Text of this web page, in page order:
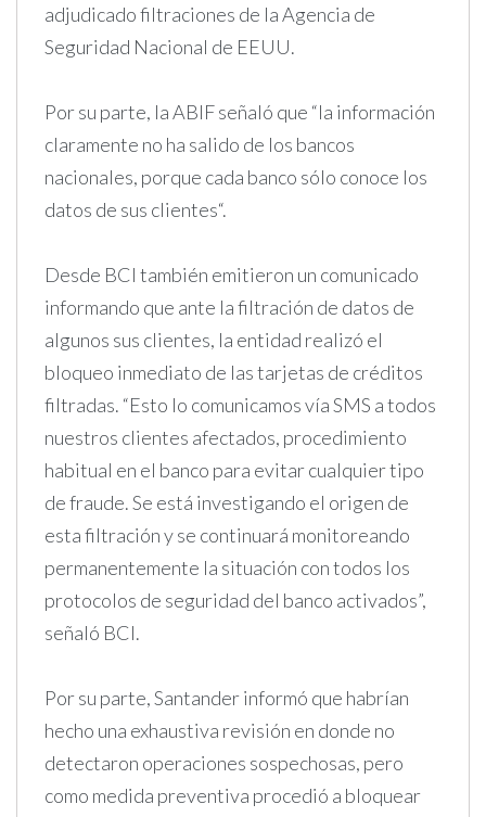
adjudicado filtraciones de la Agencia de
Seguridad Nacional de EEUU.
Por su parte, la ABIF señaló que “la información
claramente no ha salido de los bancos
nacionales, porque cada banco sólo conoce los
datos de sus clientes“.
Desde BCI también emitieron un comunicado
informando que ante la filtración de datos de
algunos sus clientes, la entidad realizó el
bloqueo inmediato de las tarjetas de créditos
filtradas. “Esto lo comunicamos vía SMS a todos
nuestros clientes afectados, procedimiento
habitual en el banco para evitar cualquier tipo
de fraude. Se está investigando el origen de
esta filtración y se continuará monitoreando
permanentemente la situación con todos los
protocolos de seguridad del banco activados”,
señaló BCI.
Por su parte, Santander informó que habrían
hecho una exhaustiva revisión en donde no
detectaron operaciones sospechosas, pero
como medida preventiva procedió a bloquear